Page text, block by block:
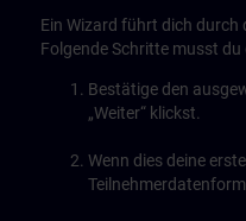
Ein Wizard führt dich durch
Folgende Schritte musst
Bestätige den
„Weiter“ klickst.
Wenn dies deine